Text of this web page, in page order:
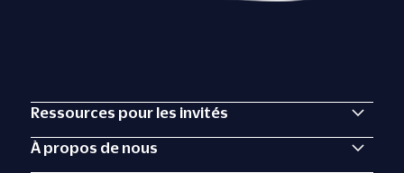
Ressources pour les invités
À propos de nous